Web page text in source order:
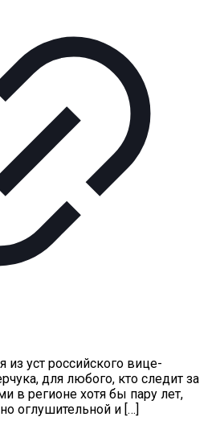
из уст российского вице-
для любого, кто следит за
в регионе хотя бы пару лет,
оглушительной и […]